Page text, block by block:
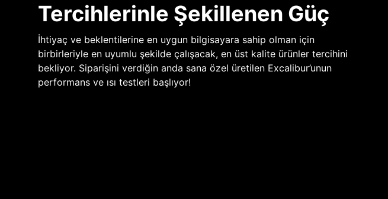
Tercihlerinle Şekillenen Güç
İhtiyaç ve beklentilerine en uygun bilgisayara sahip olman için
birbirleriyle en uyumlu şekilde çalışacak, en üst kalite ürünler tercihini
bekliyor. Siparişini verdiğin anda sana özel üretilen Excalibur’unun
performans ve ısı testleri başlıyor!